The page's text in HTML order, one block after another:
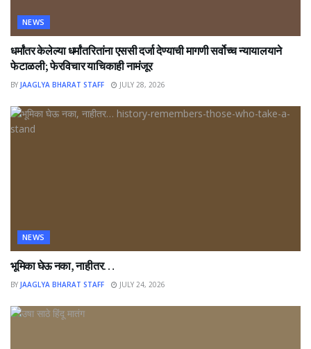
NEWS
धर्मांतर केलेल्या धर्मांतरितांना एससी दर्जा देण्याची मागणी सर्वोच्च न्यायालयाने
फेटाळली; फेरविचार याचिकाही नामंजूर
BY JAAGLYA BHARAT STAFF JULY 28, 2026
NEWS
भूमिका घेऊ नका, नाहीतर…
BY JAAGLYA BHARAT STAFF JULY 24, 2026